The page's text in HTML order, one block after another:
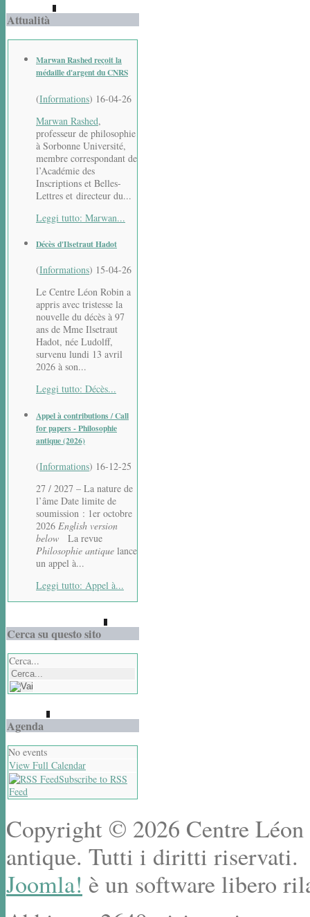
Attualità
Marwan Rashed reçoit la
médaille d'argent du CNRS
(Informations) 16-04-26
Marwan Rashed,
professeur de philosophie
à Sorbonne Université,
membre correspondant de
l’Académie des
Inscriptions et Belles-
Lettres et directeur du...
Leggi tutto: Marwan...
Décès d'Ilsetraut Hadot
(Informations) 15-04-26
Le Centre Léon Robin a
appris avec tristesse la
nouvelle du décès à 97
ans de Mme Ilsetraut
Hadot, née Ludolff,
survenu lundi 13 avril
2026 à son...
Leggi tutto: Décès...
Appel à contributions / Call
for papers - Philosophie
antique (2026)
(Informations) 16-12-25
27 / 2027 – La nature de
l’âme Date limite de
soumission : 1er octobre
2026 English version
below La revue
Philosophie antique lance
un appel à...
Leggi tutto: Appel à...
Cerca su questo sito
Cerca...
Agenda
No events
View Full Calendar
Subscribe to RSS
Feed
Copyright © 2026 Centre Léon
antique. Tutti i diritti riservati.
Joomla! è un software libero